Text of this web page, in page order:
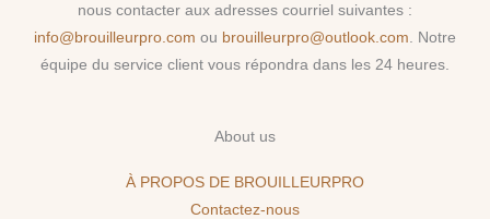
nous contacter aux adresses courriel suivantes :
info@brouilleurpro.com ou brouilleurpro@outlook.com . Notre
équipe du service client vous répondra dans les 24 heures.
About us
À PROPOS DE BROUILLEURPRO
Contactez-nous